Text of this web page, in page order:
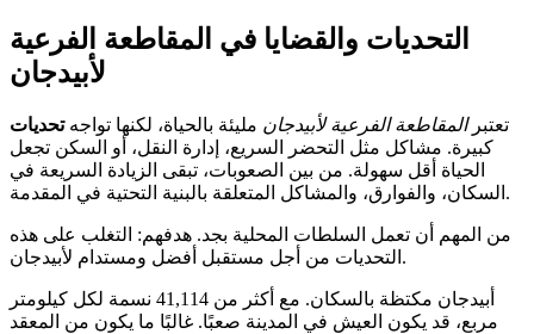
التحديات والقضايا في المقاطعة الفرعية
لأبيدجان
تعتبرالمقاطعة الفرعية لأبيدجان مليئة بالحياة، لكنها تواجهتحديات
كبيرة. مشاكل مثل التحضر السريع، إدارة النقل، أو السكن تجعل
الحياة أقل سهولة. من بين الصعوبات، تبقى الزيادة السريعة في
السكان، والفوارق، والمشاكل المتعلقة بالبنية التحتية في المقدمة.
من المهم أن تعمل السلطات المحلية بجد. هدفهم: التغلب على هذه
التحديات من أجل مستقبل أفضل ومستدام لأبيدجان.
أبيدجان مكتظة بالسكان. مع أكثر من 41,114 نسمة لكل كيلومتر
مربع، قد يكون العيش في المدينة صعبًا. غالبًا ما يكون من المعقد